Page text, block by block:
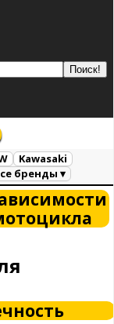
Kawasaki
бренды ▾